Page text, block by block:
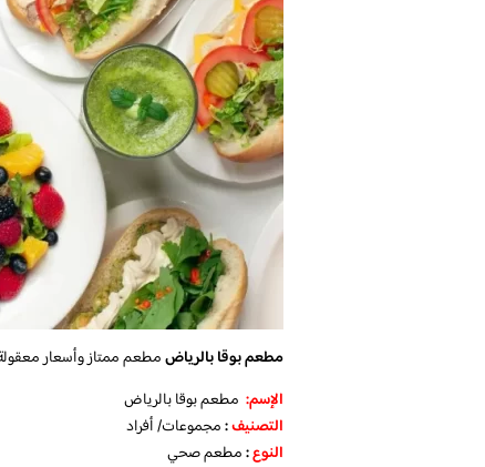
مطعم بوقا بالرياضمطعم ممتاز وأسعار
الإسم: مطعم بوقا بالرياض
التصنيف:مجموعات/ أفراد
النوع:مطعم صحي